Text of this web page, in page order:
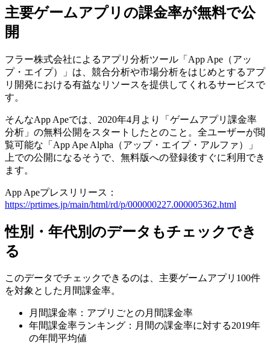
主要ゲームアプリの課金率が無料で公
開
フラー株式会社によるアプリ分析ツール「App Ape（アッ
プ・エイプ）」は、競合分析や市場分析をはじめとするアプ
リ開発における有益なリソースを提供してくれるサービスで
す。
そんなApp Apeでは、2020年4月より「ゲームアプリ課金率
分析」の無料公開をスタートしたとのこと。全ユーザーが閲
覧可能な「App Ape Alpha（アップ・エイプ・アルファ）」
上での公開になるそうで、無料版への登録後すぐに利用でき
ます。
App Apeプレスリリース：
https://prtimes.jp/main/html/rd/p/000000227.000005362.html
性別・年代別のデータもチェックでき
る
このデータでチェックできるのは、主要ゲームアプリ100件
を対象とした月間課金率。
月間課金率：アプリごとの月間課金率
年間課金率ランキング：月間の課金率に対する2019年
の年間平均値